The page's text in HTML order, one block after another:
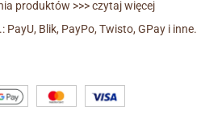
produktów >>> czytaj więcej
PayU, Blik, PayPo, Twisto, GPay i inne.